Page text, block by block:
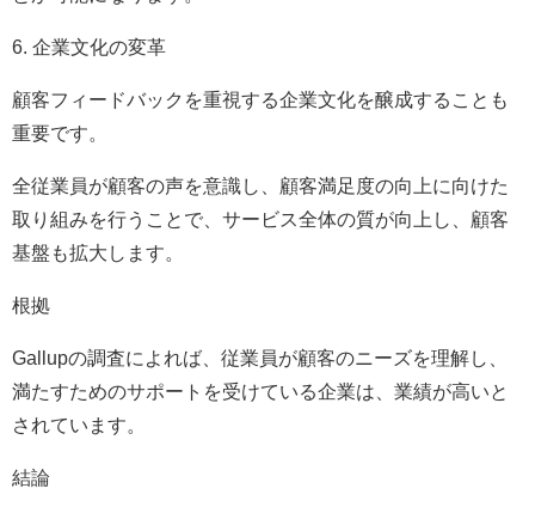
6. 企業文化の変革
顧客フィードバックを重視する企業文化を醸成することも
重要です。
全従業員が顧客の声を意識し、顧客満足度の向上に向けた
取り組みを行うことで、サービス全体の質が向上し、顧客
基盤も拡大します。
根拠
Gallupの調査によれば、従業員が顧客のニーズを理解し、
満たすためのサポートを受けている企業は、業績が高いと
されています。
結論